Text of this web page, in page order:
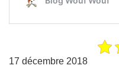
17 décembre 2018